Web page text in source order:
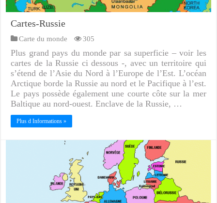
Cartes-Russie
Carte du monde 305
Plus grand pays du monde par sa superficie – voir les
cartes de la Russie ci dessous -, avec un territoire qui
s’étend de l’Asie du Nord à l’Europe de l’Est. L’océan
Arctique borde la Russie au nord et le Pacifique à l’est.
Le pays possède également une courte côte sur la mer
Baltique au nord-ouest. Enclave de la Russie, …
Plus d Informations »